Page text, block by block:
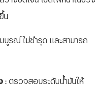
น
บูรณ์ ไม่ชำรุด และสามารถ
: ตรวจสอบระดับน้ำมันให้